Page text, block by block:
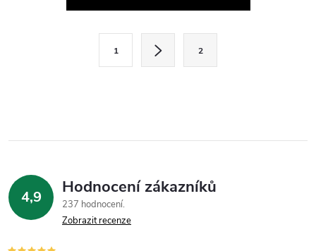
í
p
k
v
á
n
1 2
4,9 Hodnocení zákazníků
237 hodnocení
Zobrazit recenze